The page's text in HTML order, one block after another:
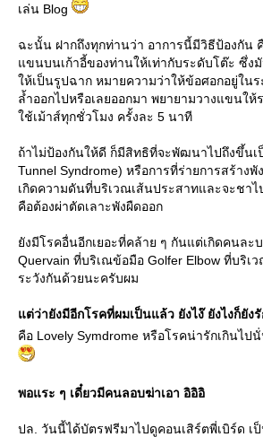
เล่น Blog
ฉะนั้น ฝากถึงทุกท่านว่า อาการนี้มีวิธีป้องกัน
ขนบนเก้าอี้ของท่านให้เท่ากับระดับโต๊ะ ซึ่ง
ห้เป็นรูปฉาก หมายความว่าให้ข้อศอกอยู่ในร
ล้ำออกไปหรือเลยออกมา พยายามวางแขนใ
ช้เม้าส์ทุกชั่วโมง ครั้งละ 5 นาที
ถ้าไม่ป้องกันให้ดี ก็มีสิทธิที่จะพัฒนาไปถึงขึ้นเ
Tunnel Syndrome) หรือการที่ร่ายการสร้าง
เกิดความดันที่บริเวณเส้นประสาทและจะชา
คือต้องผ่าตัดเลาะพังผืดออก
งมีโรคอื่นอีกเยอะที่คล้าย ๆ กันแต่เกิดคนละ
Quervain ที่บริเณข้อมือ Golfer Elbow ที่บริเ
ระวังกันด้วยนะครับผม
ต่ว่ายังมีอีกโรคที่ผมเป็นแล้ว ยังไง๊ ยังไงก็ยั
คือ Lovely Symdrome หรือโรคน่ารักเกินไป
พอแระ ๆ เดี๋ยวมีคนลอบฆ่าเอา อิอิอิ
ปล. วันนี้ได้บัตรฟรีมาไปดูคอนเสิร์ตพี่เบิร์ด เ